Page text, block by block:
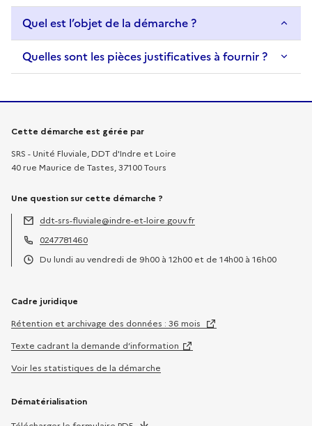
Quel est l’objet de la démarche ?
Quelles sont les pièces justificatives à fournir ?
Informations sur la démarche
Cette démarche est gérée par
SRS - Unité Fluviale, DDT d'Indre et Loire
40 rue Maurice de Tastes, 37100 Tours
Une question sur cette démarche ?
Adresse électronique :
ddt-srs-fluviale@indre-et-loire.gouv.fr
Téléphone :
0247781460
Du lundi au vendredi de 9h00 à 12h00 et de 14h00 à 16h00
Cadre juridique
Rétention et archivage des données : 36 mois
Texte cadrant la demande d’information
Voir les statistiques de la démarche
Dématérialisation